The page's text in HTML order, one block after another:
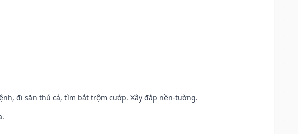
đi săn thú cá, tìm bắt trộm cướp. Xây đắp nền-tường.